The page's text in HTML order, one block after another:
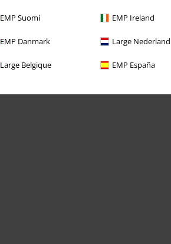
EMP Suomi EMP Ireland
EMP Danmark Large Nederland
Large Belgique EMP España